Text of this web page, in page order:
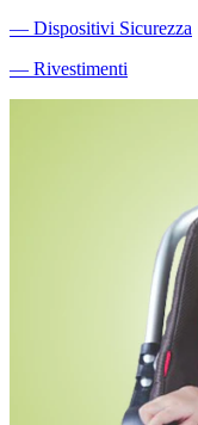
― Dispositivi Sicurezza
― Rivestimenti